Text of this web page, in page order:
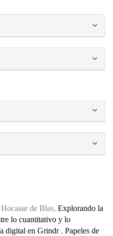
de Blas, Explorando la
lo cuantitativo y lo
digital en Grindr , Papeles de